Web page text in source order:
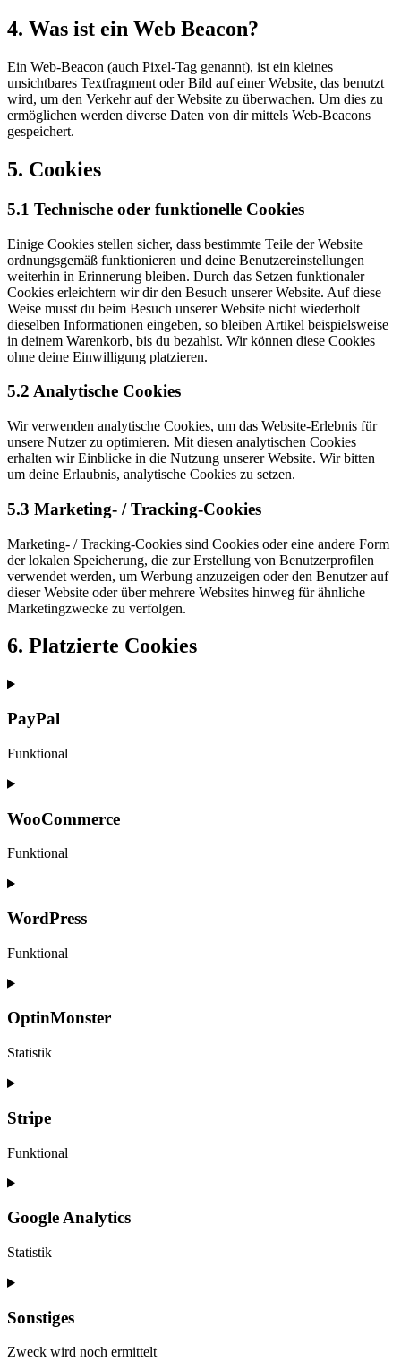
4. Was ist ein Web Beacon?
Ein Web-Beacon (auch Pixel-Tag genannt), ist ein kleines
unsichtbares Textfragment oder Bild auf einer Website, das benutzt
wird, um den Verkehr auf der Website zu überwachen. Um dies zu
ermöglichen werden diverse Daten von dir mittels Web-Beacons
gespeichert.
5. Cookies
5.1 Technische oder funktionelle Cookies
Einige Cookies stellen sicher, dass bestimmte Teile der Website
ordnungsgemäß funktionieren und deine Benutzereinstellungen
weiterhin in Erinnerung bleiben. Durch das Setzen funktionaler
Cookies erleichtern wir dir den Besuch unserer Website. Auf diese
Weise musst du beim Besuch unserer Website nicht wiederholt
dieselben Informationen eingeben, so bleiben Artikel beispielsweise
in deinem Warenkorb, bis du bezahlst. Wir können diese Cookies
ohne deine Einwilligung platzieren.
5.2 Analytische Cookies
Wir verwenden analytische Cookies, um das Website-Erlebnis für
unsere Nutzer zu optimieren. Mit diesen analytischen Cookies
erhalten wir Einblicke in die Nutzung unserer Website. Wir bitten
um deine Erlaubnis, analytische Cookies zu setzen.
5.3 Marketing- / Tracking-Cookies
Marketing- / Tracking-Cookies sind Cookies oder eine andere Form
der lokalen Speicherung, die zur Erstellung von Benutzerprofilen
verwendet werden, um Werbung anzuzeigen oder den Benutzer auf
dieser Website oder über mehrere Websites hinweg für ähnliche
Marketingzwecke zu verfolgen.
6. Platzierte Cookies
PayPal
Funktional
Consent
service
WooCommerce
Funktional
Consent
service
WordPress
Funktional
Consent
service
wordpress
OptinMonster
Statistik
Consent
service
optinmonster
Stripe
Funktional
Consent
service
Google Analytics
Statistik
Consent
service
analytics
Sonstiges
Zweck wird noch ermittelt